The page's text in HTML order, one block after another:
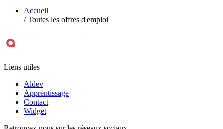
Accueil
/ Toutes les offres d'emploi
Liens utiles
Aldev
Apprentissage
Contact
Widget